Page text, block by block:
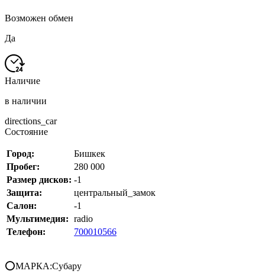
Возможен обмен
Да
Наличие
в наличии
directions_car
Состояние
Город:
Бишкек
Пробег:
280 000
Размер дисков: -1
Защита:
центральный_замок
Салон:
-1
Мультимедия: radio
Телефон:
700010566
⭕МАРКА:Субару